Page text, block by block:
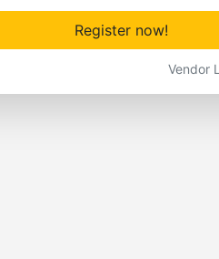
Register now!
Vendor